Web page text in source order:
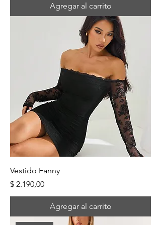
Agregar al carrito
Vestido Fanny
Precio
$ 2.190,00
Agregar al carrito